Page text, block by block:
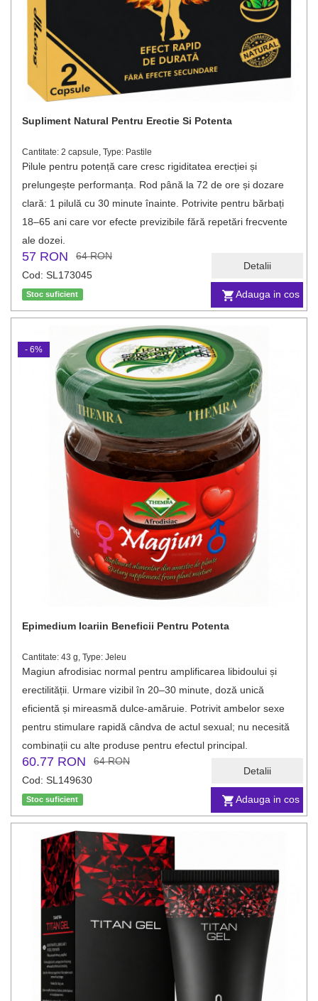
Adauga in cos
Detalii
Supliment Natural Pentru Erectie Si Potenta
Cantitate: 2 capsule, Type: Pastile
Pilule pentru potență care cresc rigiditatea erecției și
prelungește performanța. Rod până la 72 de ore și dozare
clară: 1 pilulă cu 30 minute înainte. Potrivite pentru bărbați
18–65 ani care vor efecte previzibile fără repetări frecvente
ale dozei.
57 RON
64 RON
Cod: SL173045
Stoc suficient
Adauga in cos
Detalii
Epimedium Icariin Beneficii Pentru Potenta
Cantitate: 43 g, Type: Jeleu
Magiun afrodisiac normal pentru amplificarea libidoului și
erectilității. Urmare vizibil în 20–30 minute, doză unică
eficientă și mireasmă dulce-amăruie. Potrivit ambelor sexe
pentru stimulare rapidă cândva de actul sexual; nu necesită
combinații cu alte produse pentru efectul principal.
60.77 RON
64 RON
Cod: SL149630
Stoc suficient
- 6%